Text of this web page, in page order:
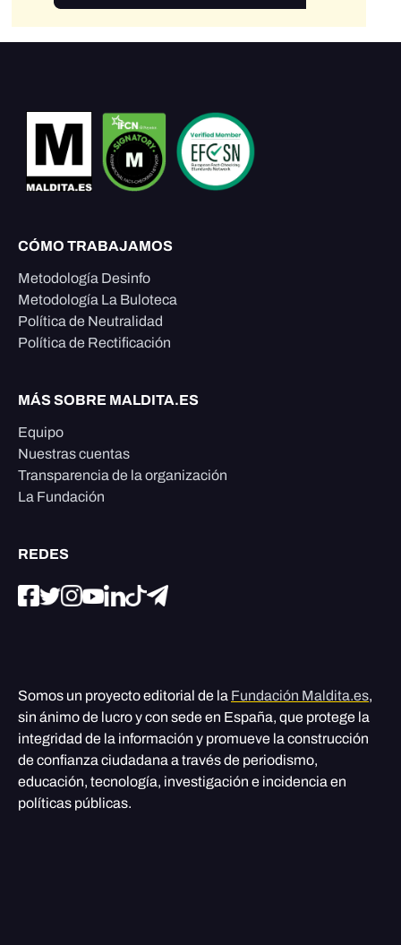
CÓMO TRABAJAMOS
Metodología Desinfo
Metodología La Buloteca
Política de Neutralidad
Política de Rectificación
MÁS SOBRE MALDITA.ES
Equipo
Nuestras cuentas
Transparencia de la organización
La Fundación
REDES
Somos un proyecto editorial de la Fundación Maldita.es,
sin ánimo de lucro y con sede en España, que protege la
integridad de la información y promueve la construcción
de confianza ciudadana a través de periodismo,
educación, tecnología, investigación e incidencia en
políticas públicas.